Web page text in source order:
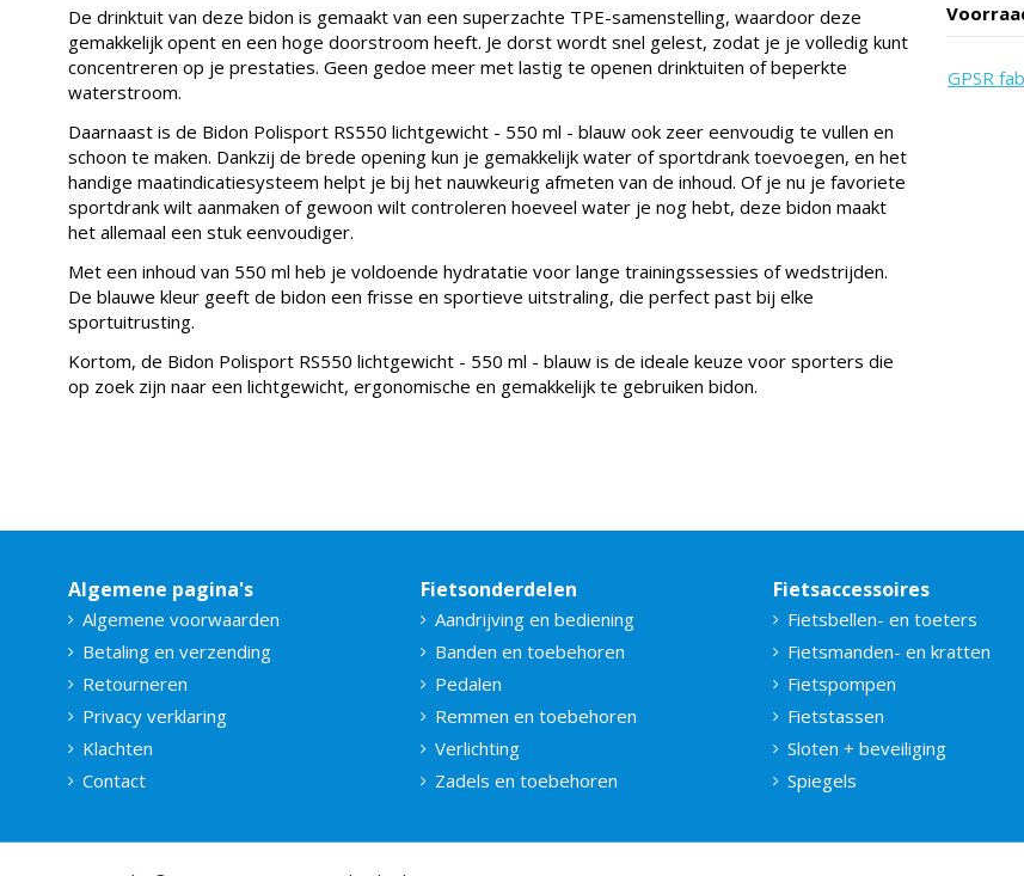
De drinktuit van deze bidon is gemaakt van een superzachte TPE-samenstelling, waardoor deze
gemakkelijk opent en een hoge doorstroom heeft. Je dorst wordt snel gelest, zodat je je volledig kunt
concentreren op je prestaties. Geen gedoe meer met lastig te openen drinktuiten of beperkte
waterstroom.
Daarnaast is de Bidon Polisport RS550 lichtgewicht - 550 ml - blauw ook zeer eenvoudig te vullen en
schoon te maken. Dankzij de brede opening kun je gemakkelijk water of sportdrank toevoegen, en het
handige maatindicatiesysteem helpt je bij het nauwkeurig afmeten van de inhoud. Of je nu je favoriete
sportdrank wilt aanmaken of gewoon wilt controleren hoeveel water je nog hebt, deze bidon maakt
het allemaal een stuk eenvoudiger.
Met een inhoud van 550 ml heb je voldoende hydratatie voor lange trainingssessies of wedstrijden.
De blauwe kleur geeft de bidon een frisse en sportieve uitstraling, die perfect past bij elke
sportuitrusting.
Kortom, de Bidon Polisport RS550 lichtgewicht - 550 ml - blauw is de ideale keuze voor sporters die
op zoek zijn naar een lichtgewicht, ergonomische en gemakkelijk te gebruiken bidon.
GPSR
Algemene pagina's
Algemene voorwaarden
Betaling en verzending
Retourneren
Privacy verklaring
Klachten
Contact
Fietsonderdelen
Aandrijving en bediening
Banden en toebehoren
Pedalen
Remmen en toebehoren
Verlichting
Zadels en toebehoren
Fietsaccessoires
Fietsbellen- en toeters
Fietsmanden- en kratten
Fietspompen
Fietstassen
Sloten + beveiliging
Spiegels